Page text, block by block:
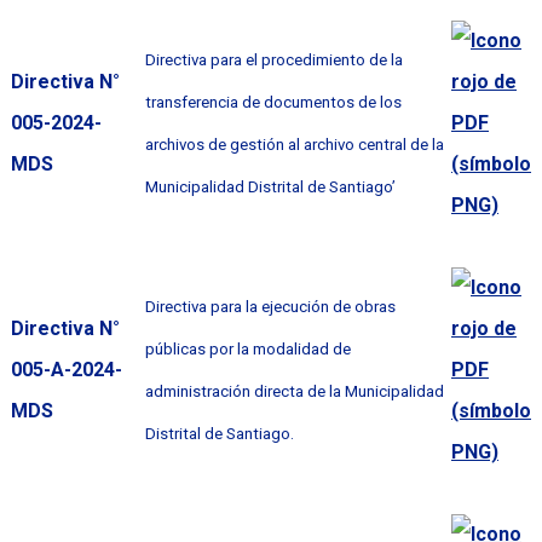
Directiva N°
005-2024-
MDS
Directiva para el procedimiento de la
transferencia de documentos de los
archivos de gestión al archivo central de la
Municipalidad Distrital de Santiago’
Directiva N°
005-A-2024-
MDS
Directiva para la ejecución de obras
públicas por la modalidad de
administración directa de la Municipalidad
Distrital de Santiago.